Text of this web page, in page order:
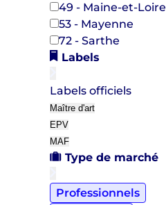
49 - Maine-et-Loire
53 - Mayenne
72 - Sarthe
Labels
Labels officiels
Maître d'art
EPV
MAF
Type de marché
Professionnels